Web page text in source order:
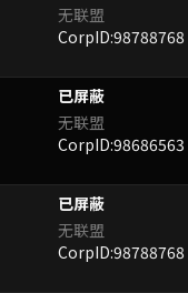
无联盟
CorpID:98788768
已屏蔽
无联盟
CorpID:98686563
已屏蔽
无联盟
CorpID:98788768